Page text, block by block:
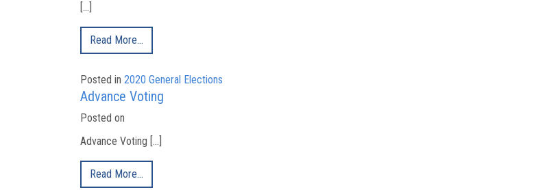
[…]
Read More…
Posted in 2020 General Elections
Advance Voting
Posted on
Advance Voting […]
Read More…